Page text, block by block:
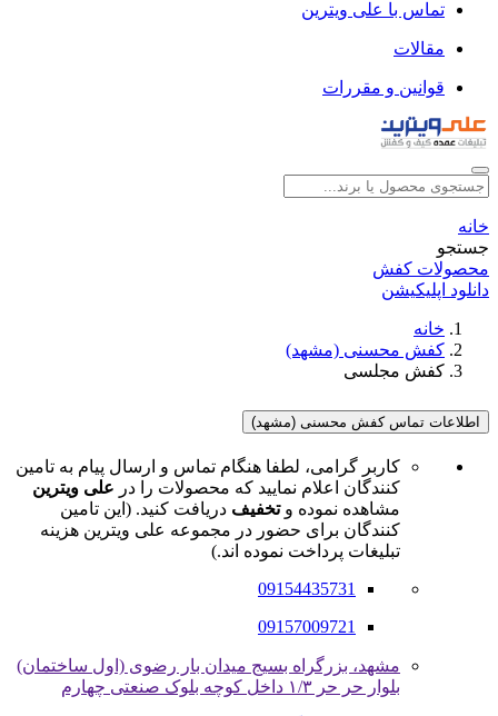
تماس با علی ویترین
مقالات
قوانین و مقررات
خانه
جستجو
محصولات کفش
دانلود اپلیکیشن
خانه
کفش محسنی (مشهد)
کفش مجلسی
اطلاعات تماس کفش محسنی (مشهد)
کاربر گرامی، لطفا هنگام تماس و ارسال پیام به تامین
کنندگان اعلام نمایید که محصولات را در علی ویترین
مشاهده نموده وتخفیف دریافت کنید. (این تامین
کنندگان برای حضور در مجموعه علی ویترین هزینه
تبلیغات پرداخت نموده اند.)
09154435731
09157009721
مشهد، بزرگراه بسیج میدان بار رضوی (اول ساختمان)
بلوار حر حر ۱/۳ داخل کوچه بلوک صنعتی چهارم